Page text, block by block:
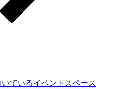
ているイベントスペース